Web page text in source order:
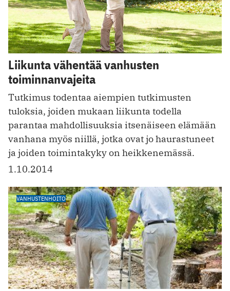
Liikunta vähentää vanhusten
toiminnanvajeita
Tutkimus todentaa aiempien tutkimusten
tuloksia, joiden mukaan liikunta todella
parantaa mahdollisuuksia itsenäiseen elämään
vanhana myös niillä, jotka ovat jo haurastuneet
ja joiden toimintakyky on heikkenemässä.
1.10.2014
VANHUSTENHOITO